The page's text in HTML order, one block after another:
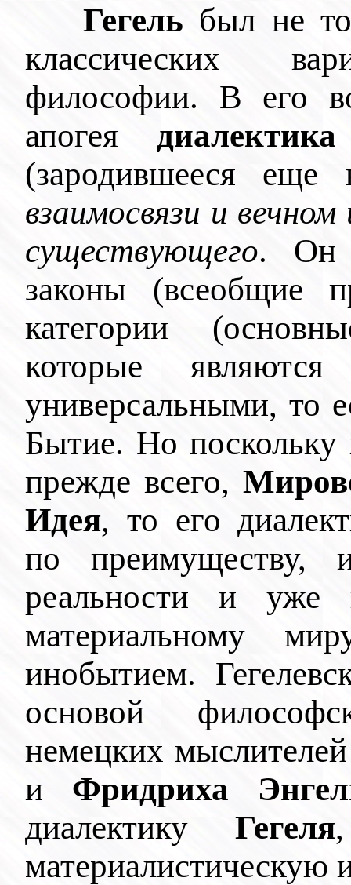
Гегель был не
классических
философии. В его
апогея диалектика
(зародившееся
взаимосвязи и
существующего. Он
законы (всеобщие
категории
которые
универсальными, то
Бытие. Но поскольку
прежде всего,
Идея, то его
по преимуществу,
реальности и
материальному
инобытием.
основой
немецких
и Фридриха
диалектику Гегеля
материалистическую